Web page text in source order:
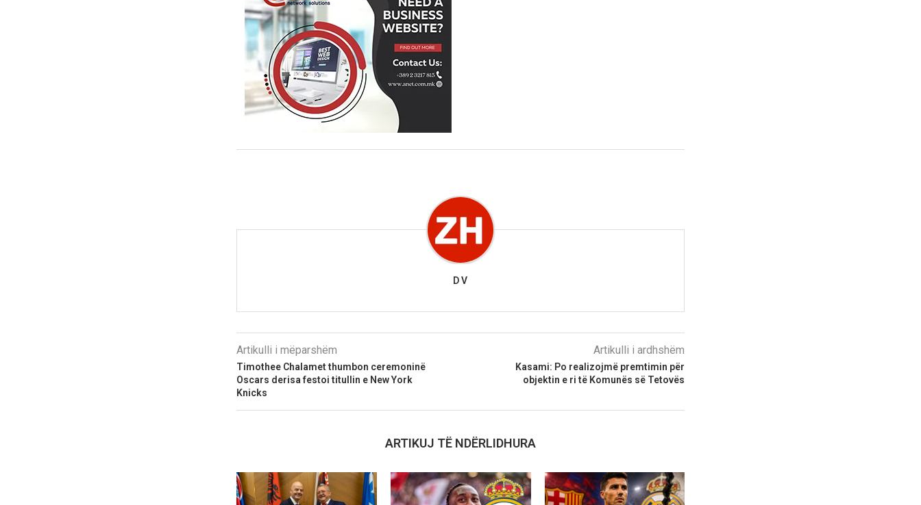
D V
Artikulli i mëparshëm
Timothee Chalamet thumbon ceremoninë
Oscars derisa festoi titullin e New York
Knicks
Artikulli i ardhshëm
Kasami: Po realizojmë premtimin për
objektin e ri të Komunës së Tetovës
ARTIKUJ TË NDËRLIDHURA